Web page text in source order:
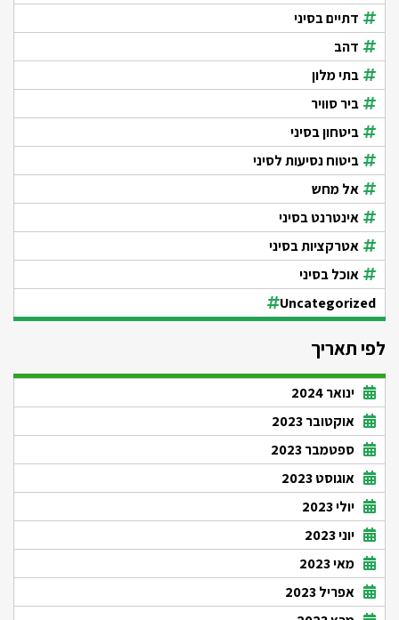
דתיים בסיני
דהב
בתי מלון
ביר סוויר
ביטחון בסיני
ביטוח נסיעות לסיני
אל מחש
אינטרנט בסיני
אטרקציות בסיני
אוכל בסיני
Uncategorized
לפי תאריך
ינואר 2024
אוקטובר 2023
ספטמבר 2023
אוגוסט 2023
יולי 2023
יוני 2023
מאי 2023
אפריל 2023